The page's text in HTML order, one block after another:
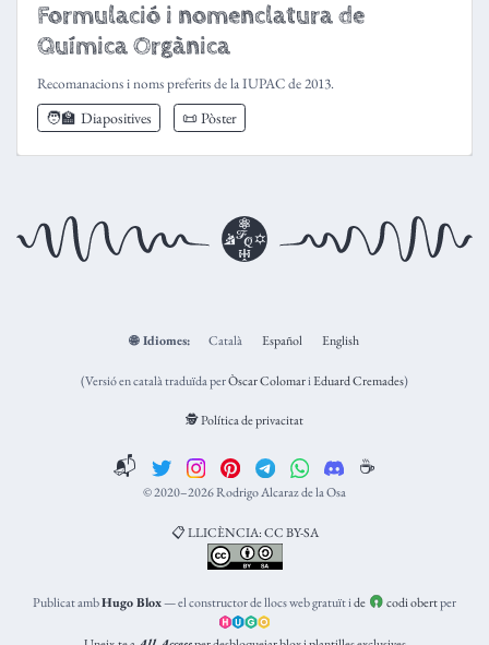
Formulació i nomenclatura de
Química Orgànica
Recomanacions i noms preferits de la IUPAC de 2013.
🧑‍🏫 Diapositives 📜 Pòster
🌐 Idiomes: Català Español English
(Versió en català traduïda perÒscar ColomariEduard Cremades)
🕵️ Política de privacitat
📬 ☕️
© 2020–2026 Rodrigo Alcaraz de la Osa
📋 LLICÈNCIA: CC BY-SA
Publicat ambHugo Blox— el constructor de llocs web gratuït ide codi obertper